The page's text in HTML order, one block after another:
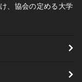
、協会の定める大学